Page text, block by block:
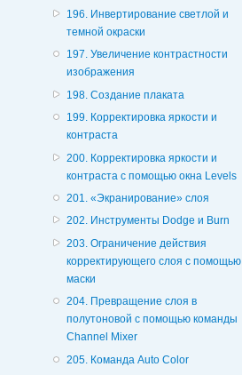
196. Инвертирование светлой и
темной окраски
197. Увеличение контрастности
изображения
198. Создание плаката
199. Корректировка яркости и
контраста
200. Корректировка яркости и
контраста с помощью окна Levels
201. «Экранирование» слоя
202. Инструменты Dodge и Burn
203. Ограничение действия
корректирующего слоя с помощью
маски
204. Превращение слоя в
полутоновой с помощью команды
Channel Mixer
205. Команда Auto Color